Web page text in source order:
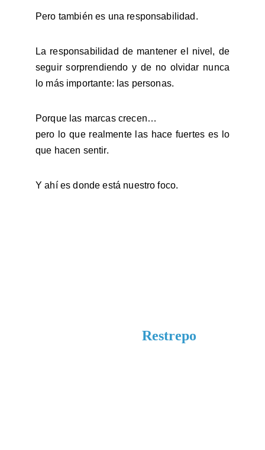
Pero también es una responsabilidad.
La responsabilidad de mantener el nivel, de
seguir sorprendiendo y de no olvidar nunca
lo más importante: las personas.
Porque las marcas crecen…
pero lo que realmente las hace fuertes es lo
que hacen sentir.
Y ahí es donde está nuestro foco.
Diego Ángel Restrepo